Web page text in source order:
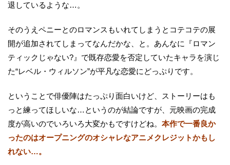
退しているような…。
そのうえペニーとのロマンスもいれてしまうとコテコテの展
開が追加されてしまってなんだかな、と。あんなに『ロマン
ティックじゃない?』で既存恋愛を否定していたキャラを演じ
た“レベル・ウィルソン”が平凡な恋愛にどっぷりです。
ということで俳優陣はたっぷり面白いけど、ストーリーはも
っと練ってほしいな…というのが結論ですが、元映画の完成
度が高いのでいろいろ大変かもですけどね。 本作で一番良か
ったのはオープニングのオシャレなアニメクレジットかもし
れない…。